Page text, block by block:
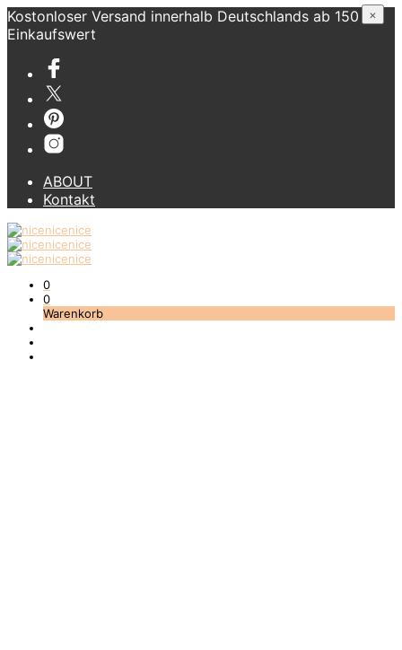
Kostonloser Versand innerhalb Deutschlands ab 150 €
Einkaufswert
ABOUT
Kontakt
0
0
Warenkorb
×